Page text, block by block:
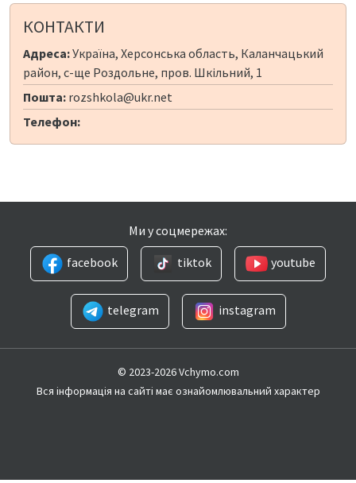
КОНТАКТИ
Адреса:Україна, Херсонська область, Каланчацький
район, с-ще Роздольне, пров. Шкільний, 1
Пошта: rozshkola@ukr.net
Телефон:
Ми у соцмережах:
facebook
tiktok youtube
telegram instagram
© 2023-2026 Vchymo.com
Вся інформація на сайті має ознайомлювальний характер